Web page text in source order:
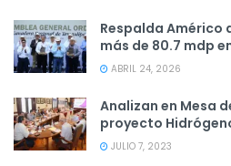
Respalda Américo
más de 80.7 mdp
ABRIL 24, 2026
Analizan en Mesa
proyecto
JULIO 7, 2023